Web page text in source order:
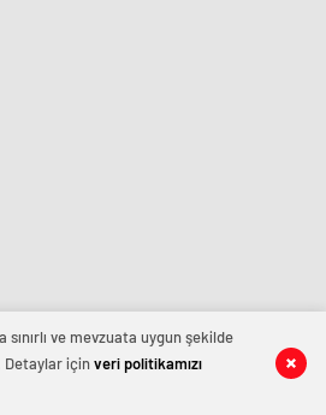
ve mevzuata uygun şekilde
Detaylar içinveri politikamızı